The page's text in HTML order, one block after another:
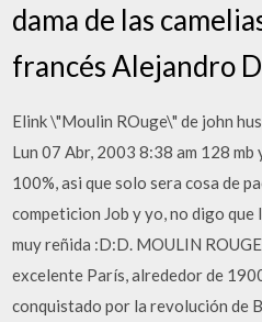
dama de las
francés Alejandro
Elink \"Moulin ROuge\" de john
Lun 07 Abr, 2003 8:38 am 128
100%, asi que solo sera cosa de
competicion Job y yo, no digo que
muy reñida :D:D. MOULIN
excelente París, alrededor de
conquistado por la revolución de